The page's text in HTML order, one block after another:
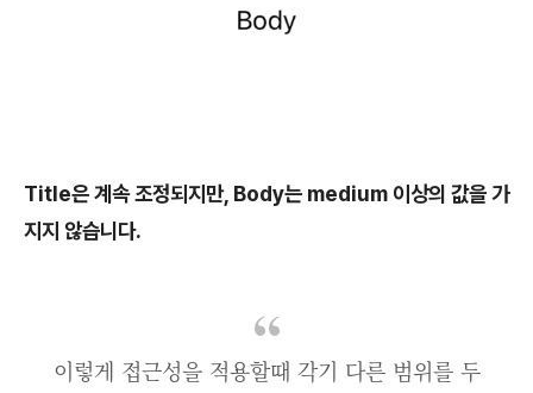
Title은 계속 조정되지만, Body는 medium 이상의 값을 가
지지 않습니다.
이렇게 접근성을 적용할때 각기 다른 범위를 두